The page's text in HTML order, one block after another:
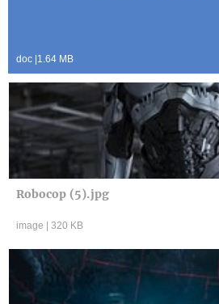
doc 1.64 MB
Robocop (5).jpg
image 320 KB